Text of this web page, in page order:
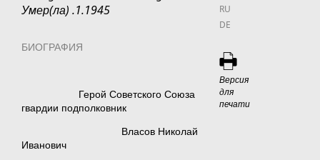
Умер(ла) .1.1945
БИОГРАФИЯ
Герой Советского Союза
гвардии подполковник
Власов Николай
Иванович
RU
DE
Версия
для
печати